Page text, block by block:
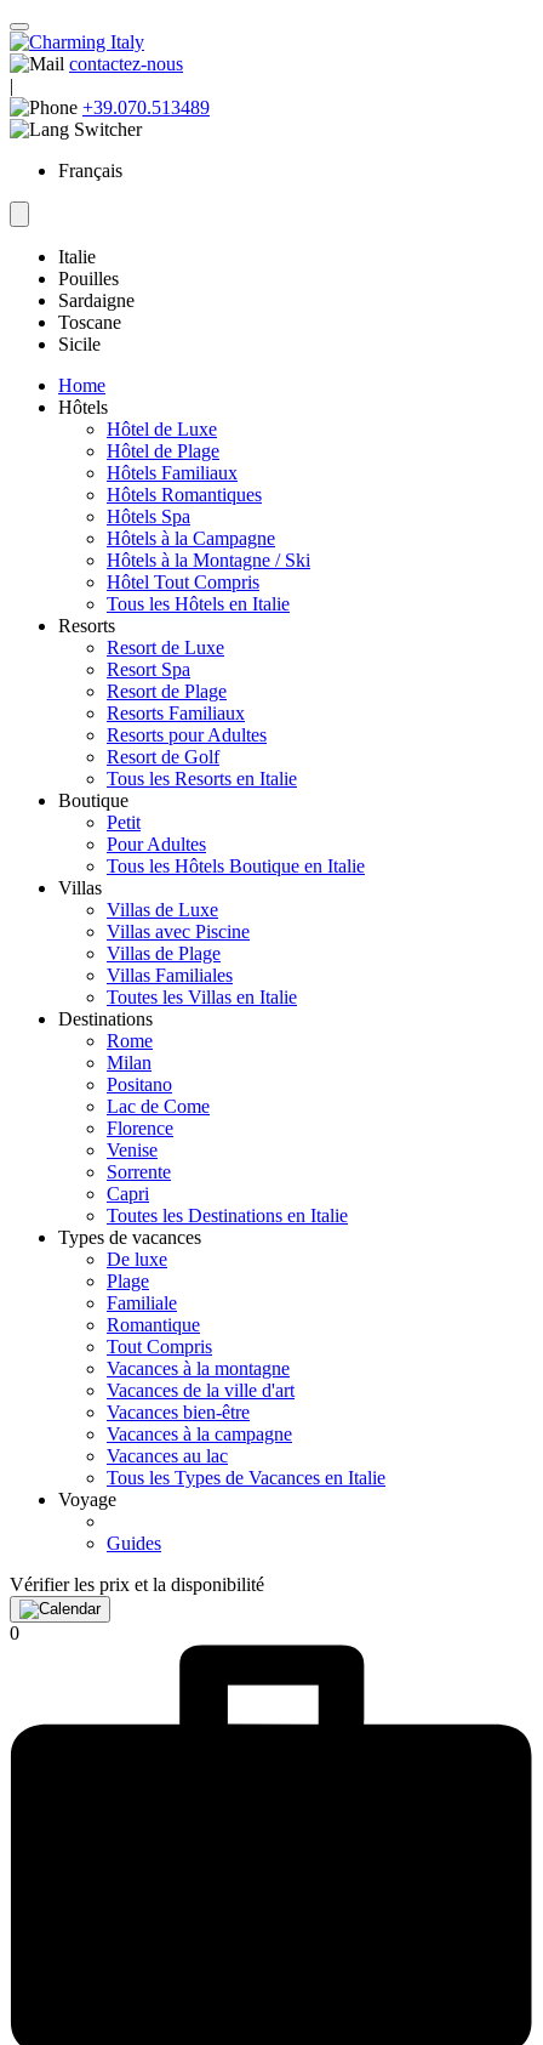
contactez-nous
|
+39.070.513489
Français
Italie
Pouilles
Sardaigne
Toscane
Sicile
Home
Hôtels
Hôtel de Luxe
Hôtel de Plage
Hôtels Familiaux
Hôtels Romantiques
Hôtels Spa
Hôtels à la Campagne
Hôtels à la Montagne / Ski
Hôtel Tout Compris
Tous les Hôtels en Italie
Resorts
Resort de Luxe
Resort Spa
Resort de Plage
Resorts Familiaux
Resorts pour Adultes
Resort de Golf
Tous les Resorts en Italie
Boutique
Petit
Pour Adultes
Tous les Hôtels Boutique en Italie
Villas
Villas de Luxe
Villas avec Piscine
Villas de Plage
Villas Familiales
Toutes les Villas en Italie
Destinations
Rome
Milan
Positano
Lac de Come
Florence
Venise
Sorrente
Capri
Toutes les Destinations en Italie
Types de vacances
De luxe
Plage
Familiale
Romantique
Tout Compris
Vacances à la montagne
Vacances de la ville d'art
Vacances bien-être
Vacances à la campagne
Vacances au lac
Tous les Types de Vacances en Italie
Voyage
Guides
Vérifier les prix et la disponibilité
0